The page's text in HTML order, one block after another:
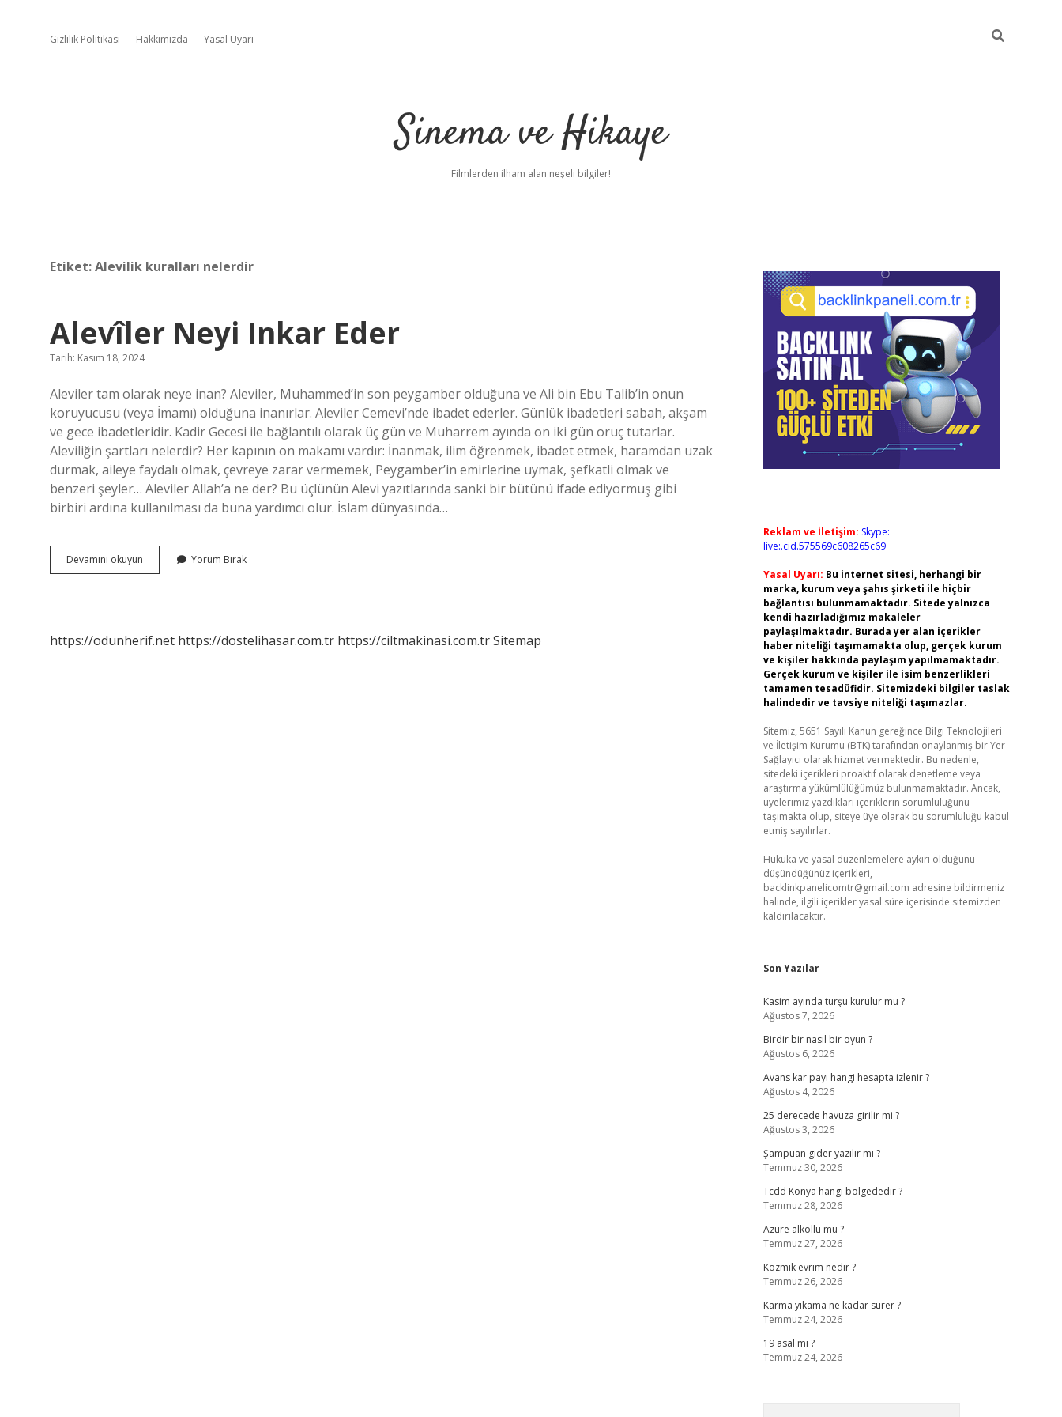
Gizlilik Politikası Hakkımızda Yasal Uyarı
Sinema ve Hikaye
Filmlerden ilham alan neşeli bilgiler!
Etiket:Alevilik kuralları nelerdir
Alevîler Neyi Inkar Eder
Tarih: Kasım 18, 2024
Aleviler tam olarak neye inan? Aleviler, Muhammed’in son peygamber olduğuna ve Ali bin Ebu Talib’in onun
koruyucusu (veya İmamı) olduğuna inanırlar. Aleviler Cemevi’nde ibadet ederler. Günlük ibadetleri sabah, akşam
ve gece ibadetleridir. Kadir Gecesi ile bağlantılı olarak üç gün ve Muharrem ayında on iki gün oruç tutarlar.
Aleviliğin şartları nelerdir? Her kapının on makamı vardır: İnanmak, ilim öğrenmek, ibadet etmek, haramdan uzak
durmak, aileye faydalı olmak, çevreye zarar vermemek, Peygamber’in emirlerine uymak, şefkatli olmak ve
benzeri şeyler… Aleviler Allah’a ne der? Bu üçlünün Alevi yazıtlarında sanki bir bütünü ifade ediyormuş gibi
birbiri ardına kullanılması da buna yardımcı olur. İslam dünyasında…
Devamını okuyun
Neyi
Yorum Bırak
https://odunherif.net https://dostelihasar.com.tr https://ciltmakinasi.com.trSitemap
Sidebar
Reklam ve İletişim: Skype:
live:.cid.575569c608265c69
Yasal Uyarı: Bu internet sitesi, herhangi bir
marka, kurum veya şahıs şirketi ile hiçbir
bağlantısı bulunmamaktadır. Sitede yalnızca
kendi hazırladığımız makaleler
paylaşılmaktadır. Burada yer alan içerikler
haber niteliği taşımamakta olup, gerçek kurum
ve kişiler hakkında paylaşım yapılmamaktadır.
Gerçek kurum ve kişiler ile isim benzerlikleri
tamamen tesadüfidir. Sitemizdeki bilgiler taslak
halindedir ve tavsiye niteliği taşımazlar.
Sitemiz, 5651 Sayılı Kanun gereğince Bilgi Teknolojileri
ve İletişim Kurumu (BTK) tarafından onaylanmış bir Yer
Sağlayıcı olarak hizmet vermektedir. Bu nedenle,
sitedeki içerikleri proaktif olarak denetleme veya
araştırma yükümlülüğümüz bulunmamaktadır. Ancak,
üyelerimiz yazdıkları içeriklerin sorumluluğunu
taşımakta olup, siteye üye olarak bu sorumluluğu kabul
etmiş sayılırlar.
Hukuka ve yasal düzenlemelere aykırı olduğunu
düşündüğünüz içerikleri,
backlinkpanelicomtr@gmail.com adresine bildirmeniz
halinde, ilgili içerikler yasal süre içerisinde sitemizden
kaldırılacaktır.
Son Yazılar
Kasim ayında turşu kurulur mu ?
Ağustos 7, 2026
Birdir bir nasıl bir oyun ?
Ağustos 6, 2026
Avans kar payı hangi hesapta izlenir ?
Ağustos 4, 2026
25 derecede havuza girilir mi ?
Ağustos 3, 2026
Şampuan gider yazılır mı ?
Temmuz 30, 2026
Tcdd Konya hangi bölgededir ?
Temmuz 28, 2026
Azure alkollü mü ?
Temmuz 27, 2026
Kozmik evrim nedir ?
Temmuz 26, 2026
Karma yıkama ne kadar sürer ?
Temmuz 24, 2026
19 asal mı ?
Temmuz 24, 2026